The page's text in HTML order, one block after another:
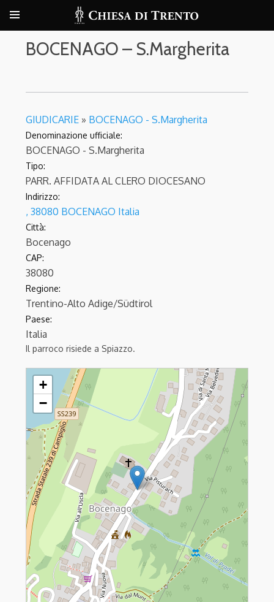
BOCENAGO – S.Margherita
GIUDICARIE » BOCENAGO - S.Margherita
Denominazione ufficiale:
BOCENAGO - S.Margherita
Tipo:
PARR. AFFIDATA AL CLERO DIOCESANO
Indirizzo:
, 38080 BOCENAGO Italia
Città:
Bocenago
CAP:
38080
Regione:
Trentino-Alto Adige/Südtirol
Paese:
Italia
Il parroco risiede a Spiazzo.
BOCENAGO - S.Margherita
+
−